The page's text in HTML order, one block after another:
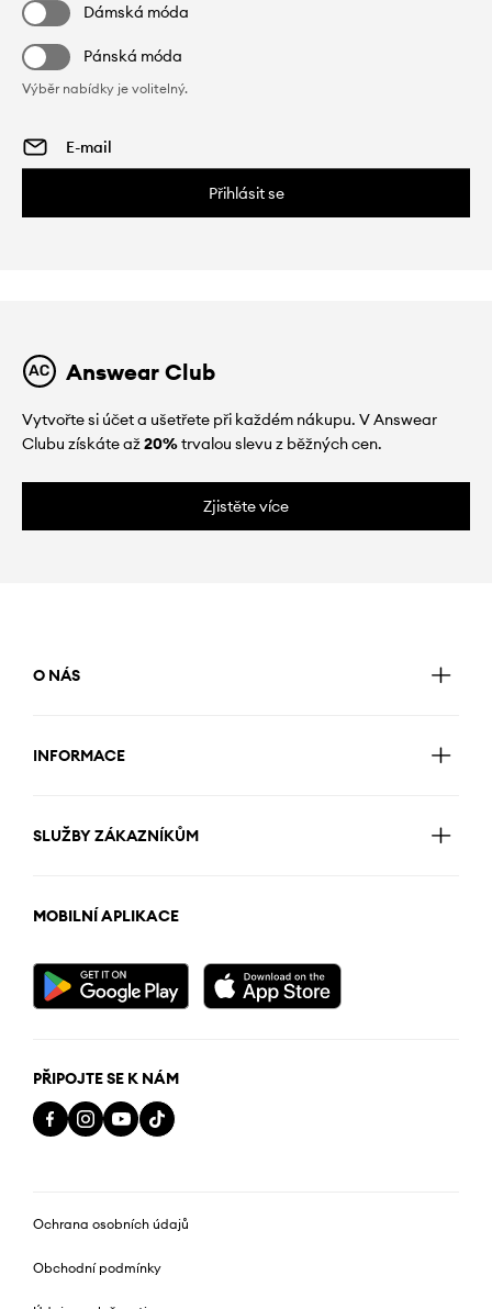
Dámská móda
Pánská móda
Výběr nabídky je volitelný.
Přihlásit se
Answear Club
Vytvořte si účet a ušetřete při každém nákupu. V Answear
Clubu získáte až20%trvalou slevu z běžných cen.
Zjistěte více
O NÁS
INFORMACE
SLUŽBY ZÁKAZNÍKŮM
MOBILNÍ APLIKACE
PŘIPOJTE SE K NÁM
Ochrana osobních údajů
Obchodní podmínky